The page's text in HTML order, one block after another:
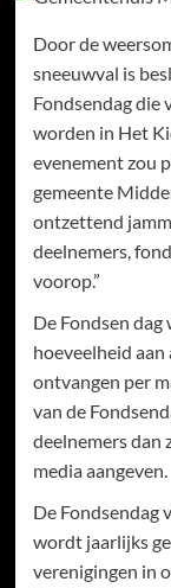
Door de
sneeuwval is
Fondsendag die
worden in Het
evenement zou
gemeente
ontzettend
deelnemers,
voorop.”
De Fondsen
hoeveelheid
ontvangen per
van de
deelnemers dan
media aangeven.
De Fondsendag
wordt jaarlijks
verenigingen in